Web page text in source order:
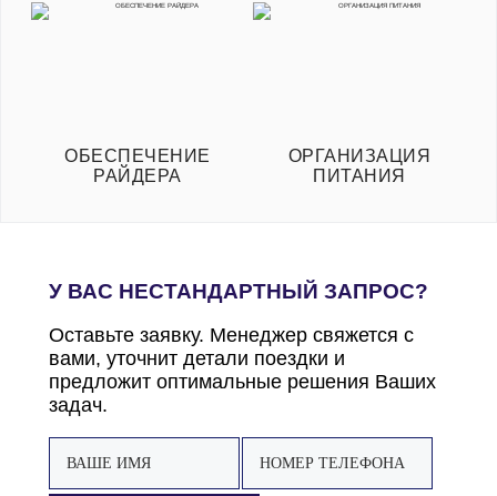
ОБЕСПЕЧЕНИЕ
РАЙДЕРА
ОРГАНИЗАЦИЯ
ПИТАНИЯ
У ВАС НЕСТАНДАРТНЫЙ ЗАПРОС?
Оставьте заявку. Менеджер свяжется с
вами, уточнит детали поездки и
предложит оптимальные решения Ваших
задач.